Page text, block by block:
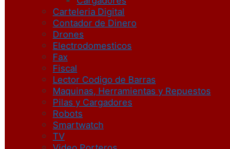
Carteleria Digital
Contador de Dinero
Drones
Electrodomesticos
Fax
Fiscal
Lector Codigo de Barras
Maquinas, Herramientas y Repuestos
Pilas y Cargadores
Robots
Smartwatch
TV